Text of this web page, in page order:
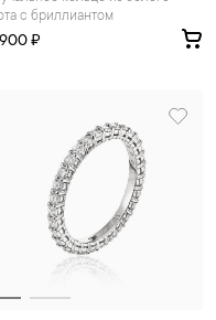
с бриллиантом
900 ₽